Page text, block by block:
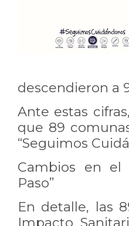
descendieron a
Ante estas
que 89
“Seguimos
Cambios en el
Paso”
En detalle, las
Impacto